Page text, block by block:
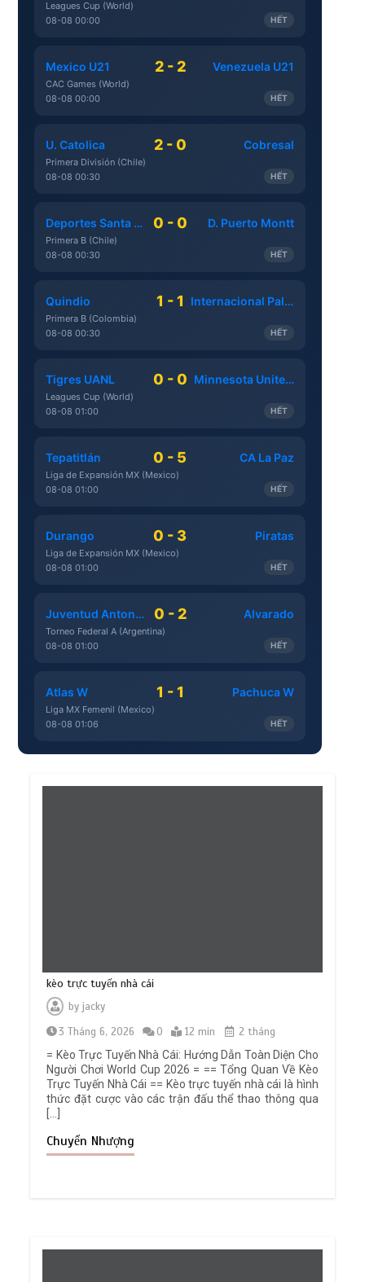
Leagues Cup (World)
08-08 00:00
HẾT
Mexico U21 2 - 2 Venezuela U21
CAC Games (World)
08-08 00:00
HẾT
U. Catolica 2 - 0 Cobresal
Primera División (Chile)
08-08 00:30
HẾT
Deportes Santa Cruz 0 - 0 D. Puerto Montt
Primera B (Chile)
08-08 00:30
HẾT
Quindio 1 - 1 Internacional Palmira
Primera B (Colombia)
08-08 00:30
HẾT
Tigres UANL 0 - 0 Minnesota United FC
Leagues Cup (World)
08-08 01:00
HẾT
Tepatitlán 0 - 5 CA La Paz
Liga de Expansión MX (Mexico)
08-08 01:00
HẾT
Durango 0 - 3 Piratas
Liga de Expansión MX (Mexico)
08-08 01:00
HẾT
Juventud Antoniana 0 - 2 Alvarado
Torneo Federal A (Argentina)
08-08 01:00
HẾT
Atlas W 1 - 1 Pachuca W
Liga MX Femenil (Mexico)
08-08 01:06
HẾT
kèo trực tuyến nhà cái
byjacky
3 Tháng 6, 2026
0 12 min
2 tháng
= Kèo Trực Tuyến Nhà Cái: Hướng Dẫn Toàn Diện Cho
Người Chơi World Cup 2026 = == Tổng Quan Về Kèo
Trực Tuyến Nhà Cái == Kèo trực tuyến nhà cái là hình
thức đặt cược vào các trận đấu thể thao thông qua
[…]
Chuyển Nhượng